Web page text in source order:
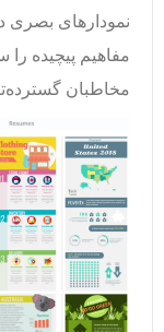
نمودارهای بصری
مفاهیم پیچیده را
مخاطبان